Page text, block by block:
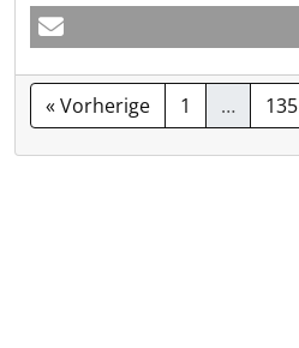
« Vorherige 1 … 135